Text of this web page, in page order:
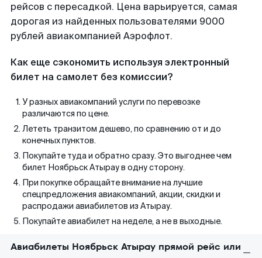
рейсов с пересадкой. Цена варьируется, самая
дорогая из найденных пользователями 9000
рублей авиакомпанией Аэрофлот.
Как еще сэкономить используя электронный
билет на самолет без комиссии?
У разных авиакомпаний услуги по перевозке
различаются по цене.
Лететь транзитом дешево, по сравнению от и до
конечных пунктов.
Покупайте туда и обратно сразу. Это выгоднее чем
билет Ноябрьск Атырау в одну сторону.
При покупке обращайте внимание на лучшие
спецпредложения авиакомпаний, акции, скидки и
распродажи авиабилетов из Атырау.
Покупайте авиабилет на неделе, а не в выходные.
Авиабилеты Ноябрьск Атырау прямой рейс или